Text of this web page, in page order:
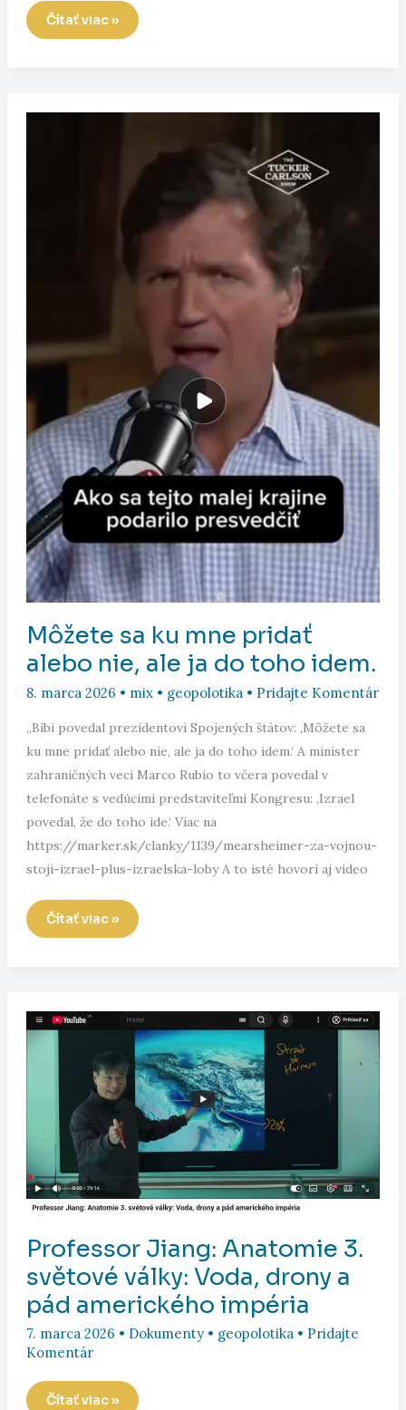
Prídu
vyjadrenia
Čítať viac »
Môžete sa ku mne pridať
alebo nie, ale ja do toho idem.
8. marca 2026 • mix• geopolotika • Pridajte Komentár
„Bibi povedal prezidentovi Spojených štátov: ‚Môžete sa
ku mne pridať alebo nie, ale ja do toho idem.‘ A minister
zahraničných vecí Marco Rubio to včera povedal v
telefonáte s vedúcimi predstaviteľmi Kongresu: ‚Izrael
povedal, že do toho ide.‘ Viac na
https://marker.sk/clanky/1139/mearsheimer-za-vojnou-
stoji-izrael-plus-izraelska-loby A to isté hovorí aj video
Môžete
ku
ja
do
Čítať viac »
Professor Jiang: Anatomie 3.
světové války: Voda, drony a
pád amerického impéria
7. marca 2026 • Dokumenty• geopolotika• Pridajte
Komentár
Professor
Čítať viac »